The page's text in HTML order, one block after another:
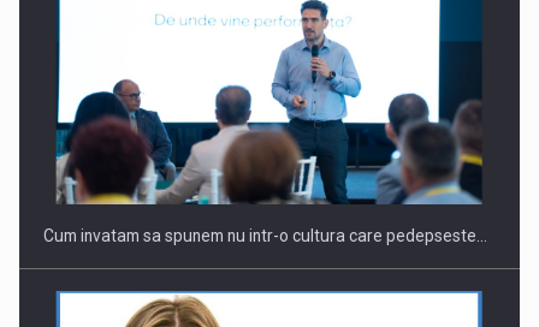
Cum invatam sa spunem nu intr-o cultura care pedepseste…